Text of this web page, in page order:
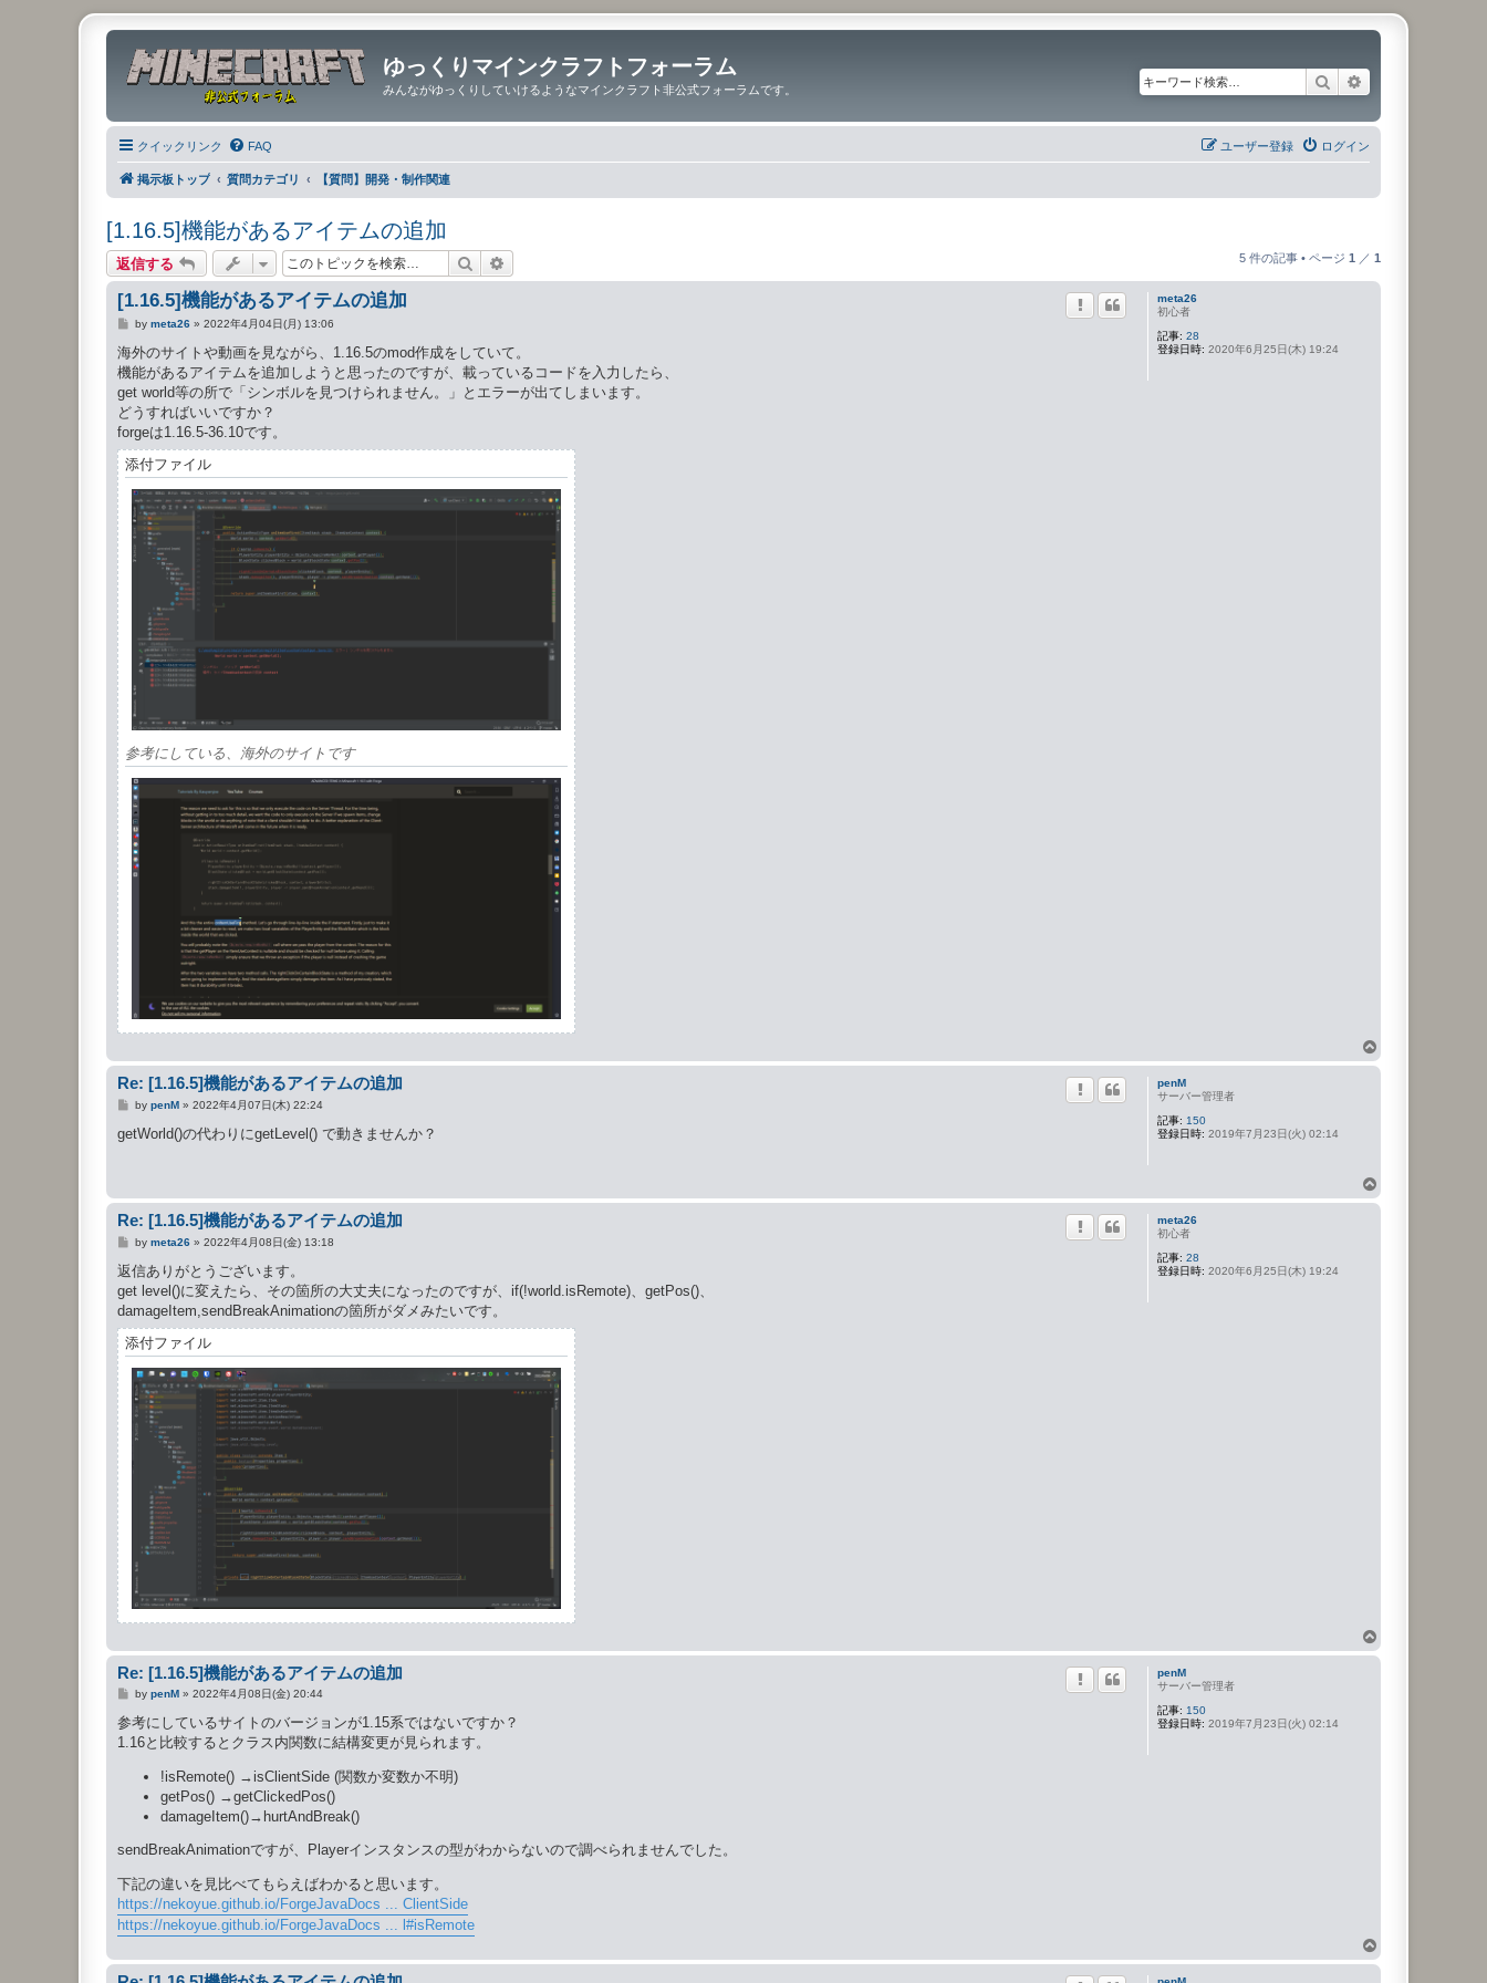
ゆっくりマインクラフトフォーラム
みんながゆっくりしていけるようなマインクラフト非公式フォーラムです。 検索
クイックリンク FAQ ログイン
ユーザー登録
掲示板トップ 質問カテゴリ 【質問】開発・制作関連
[1.16.5]機能があるアイテムの追加
返信する 検索 5 件の記事 • ページ 1 ／ 1
meta26
初心者
記事: 28
登録日時: 2020年6月25日(木) 19:24
[1.16.5]機能があるアイテムの追加
投
記
事
by meta26» 2022年4月04日(月) 13:06
海外のサイトや動画を見ながら、1.16.5のmod作成をしていて。
機能があるアイテムを追加しようと思ったのですが、載っているコードを入力したら、
get world等の所で「シンボルを見つけられません。」とエラーが出てしまいます。
どうすればいいですか？
forgeは1.16.5-36.10です。
添付ファイル
参考にしている、海外のサイトです
penM
サーバー管理者
記事: 150
登録日時: 2019年7月23日(火) 02:14
Re: [1.16.5]機能があるアイテムの追加
投
記
by penM» 2022年4月07日(木) 22:24
getWorld()の代わりにgetLevel() で動きませんか？
meta26
初心者
記事: 28
登録日時: 2020年6月25日(木) 19:24
Re: [1.16.5]機能があるアイテムの追加
投
記
事
by meta26» 2022年4月08日(金) 13:18
返信ありがとうございます。
get level()に変えたら、その箇所の大丈夫になったのですが、if(!world.isRemote)、getPos()、
damageItem,sendBreakAnimationの箇所がダメみたいです。
添付ファイル
penM
サーバー管理者
記事: 150
登録日時: 2019年7月23日(火) 02:14
Re: [1.16.5]機能があるアイテムの追加
投
記
事
by penM» 2022年4月08日(金) 20:44
参考にしているサイトのバージョンが1.15系ではないですか？
1.16と比較するとクラス内関数に結構変更が見られます。
!isRemote() →isClientSide (関数か変数か不明)
getPos() →getClickedPos()
damageItem()→hurtAndBreak()
sendBreakAnimationですが、Playerインスタンスの型がわからないので調べられませんでした。
下記の違いを見比べてもらえばわかると思います。
https://nekoyue.github.io/ForgeJavaDocs ... ClientSide
https://nekoyue.github.io/ForgeJavaDocs ... l#isRemote